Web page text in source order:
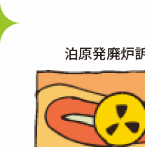
泊原発廃炉